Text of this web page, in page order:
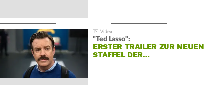
"Ted Lasso":
ERSTER TRAILER ZUR NEUEN
STAFFEL DER…